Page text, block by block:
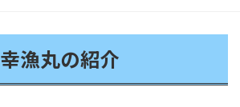
幸漁丸の紹介